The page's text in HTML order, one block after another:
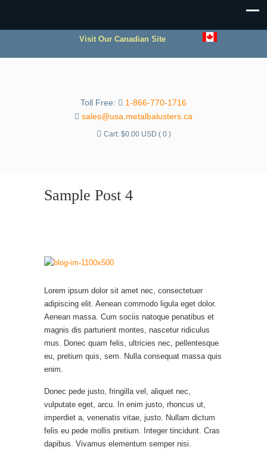
Visit Our Canadian Site
Toll Free:
1-866-770-1716
sales@usa.metalbalusters.ca
Cart: $0.00 USD ( 0 )
Sample Post 4
Lorem ipsum dolor sit amet nec, consectetuer
adipiscing elit. Aenean commodo ligula eget dolor.
Aenean massa. Cum sociis natoque penatibus et
magnis dis parturient montes, nascetur ridiculus
mus. Donec quam felis, ultricies nec, pellentesque
eu, pretium quis, sem. Nulla consequat massa quis
enim.
Donec pede justo, fringilla vel, aliquet nec,
vulputate eget, arcu. In enim justo, rhoncus ut,
imperdiet a, venenatis vitae, justo. Nullam dictum
felis eu pede mollis pretium. Integer tincidunt. Cras
dapibus. Vivamus elementum semper nisi.